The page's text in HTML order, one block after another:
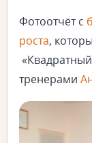
Фотоотчёт с
роста,
тренерами